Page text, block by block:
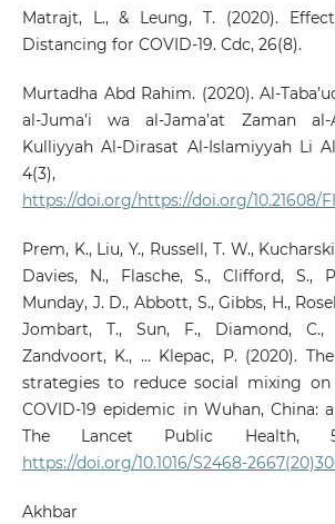
Matrajt, L., & Leung, T. (2020).
Distancing for COVID-19. Cdc, 26(8).
Murtadha Abd Rahim. (2020). Al-
al-Juma’i wa al-Jama’at Zaman al-
Kulliyyah Al-Dirasat Al-Islamiyyah Li
4(3),
https://doi.org/https://doi.org/10.21608/
Prem, K., Liu, Y., Russell, T. W.,
Davies, N., Flasche, S., Clifford, S.,
Munday, J. D., Abbott, S., Gibbs, H.,
Jombart, T., Sun, F., Diamond,
Zandvoort, K., … Klepac, P. (2020).
strategies to reduce social mixing
COVID-19 epidemic in Wuhan, China:
The Lancet Public Health,
https://doi.org/10.1016/S2468-
Akhbar